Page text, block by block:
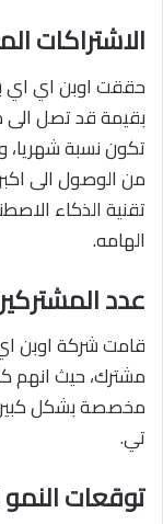
الاشتراكات
حققت اوبن اي اي
بقيمة قد تصل الى
تكون نسبة
من الوصول الى
تقنية الذكاء
الهامه.
عدد
قامت شركة اوبن
مشترك، حيث انهم
مخصصة بشكل
تي.
توقعات